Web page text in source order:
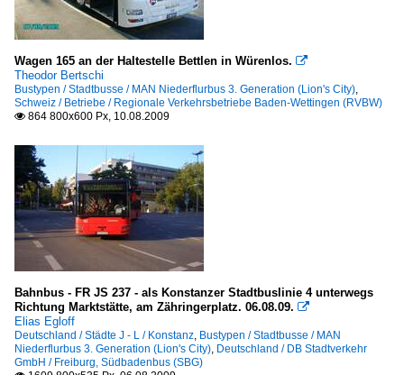
Wagen 165 an der Haltestelle Bettlen in Würenlos. 
Theodor Bertschi
Bustypen / Stadtbusse / MAN Niederflurbus 3. Generation (Lion's City),
Schweiz / Betriebe / Regionale Verkehrsbetriebe Baden-Wettingen (RVBW)
 864 800x600 Px, 10.08.2009
Bahnbus - FR JS 237 - als Konstanzer Stadtbuslinie 4 unterwegs
Richtung Marktstätte, am Zähringerplatz. 06.08.09. 
Elias Egloff
Deutschland / Städte J - L / Konstanz, Bustypen / Stadtbusse / MAN
Niederflurbus 3. Generation (Lion's City), Deutschland / DB Stadtverkehr
GmbH / Freiburg, Südbadenbus (SBG)